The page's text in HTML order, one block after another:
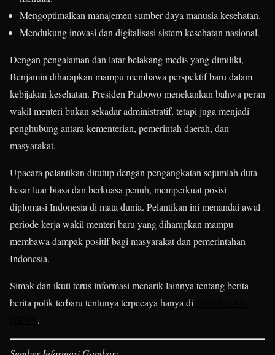
Mengoptimalkan manajemen sumber daya manusia kesehatan.
Mendukung inovasi dan digitalisasi sistem kesehatan nasional.
Dengan pengalaman dan latar belakang medis yang dimiliki,
Benjamin diharapkan mampu membawa perspektif baru dalam
kebijakan kesehatan. Presiden Prabowo menekankan bahwa peran
wakil menteri bukan sekadar administratif, tetapi juga menjadi
penghubung antara kementerian, pemerintah daerah, dan
masyarakat.
Upacara pelantikan ditutup dengan pengangkatan sejumlah duta
besar luar biasa dan berkuasa penuh, memperkuat posisi
diplomasi Indonesia di mata dunia. Pelantikan ini menandai awal
periode kerja wakil menteri baru yang diharapkan mampu
membawa dampak positif bagi masyarakat dan pemerintahan
Indonesia.
Simak dan ikuti terus informasi menarik lainnya tentang berita-
berita polik terbaru tentunya terpecaya hanya di
.